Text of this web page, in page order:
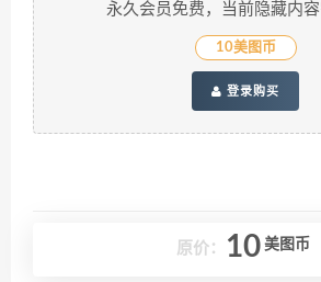
永久会员免费，当前隐藏内
10美图币
登录购买
原价： 10 美图币